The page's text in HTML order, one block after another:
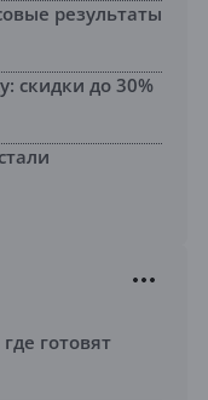
результаты
скидки до 30%
готовят